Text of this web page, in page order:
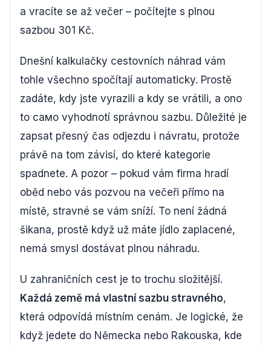
a vracíte se až večer – počítejte s plnou
sazbou 301 Kč.
Dnešní kalkulačky cestovních náhrad vám
tohle všechno spočítají automaticky. Prostě
zadáte, kdy jste vyrazili a kdy se vrátili, a ono
to само vyhodnotí správnou sazbu. Důležité je
zapsat přesný čas odjezdu i návratu, protože
právě na tom závisí, do které kategorie
spadnete. A pozor – pokud vám firma hradí
oběd nebo vás pozvou na večeři přímo na
místě, stravné se vám sníží. To není žádná
šikana, prostě když už máte jídlo zaplacené,
nemá smysl dostávat plnou náhradu.
U zahraničních cest je to trochu složitější.
Každá země má vlastní sazbu stravného,
která odpovídá místním cenám. Je logické, že
když jedete do Německa nebo Rakouska, kde